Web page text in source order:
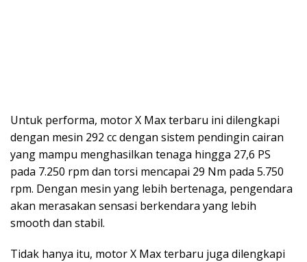
Untuk performa, motor X Max terbaru ini dilengkapi
dengan mesin 292 cc dengan sistem pendingin cairan
yang mampu menghasilkan tenaga hingga 27,6 PS
pada 7.250 rpm dan torsi mencapai 29 Nm pada 5.750
rpm. Dengan mesin yang lebih bertenaga, pengendara
akan merasakan sensasi berkendara yang lebih
smooth dan stabil.
Tidak hanya itu, motor X Max terbaru juga dilengkapi